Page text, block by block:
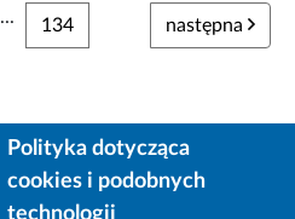
... 134 następna
Polityka dotycząca
cookies i podobnych
technologii